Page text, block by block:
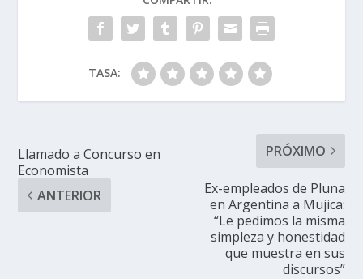
TASA:
Llamado a Concurso en
Economista
ANTERIOR
PRÓXIMO
Ex-empleados de Pluna
en Argentina a Mujica:
“Le pedimos la misma
simpleza y honestidad
que muestra en sus
discursos”